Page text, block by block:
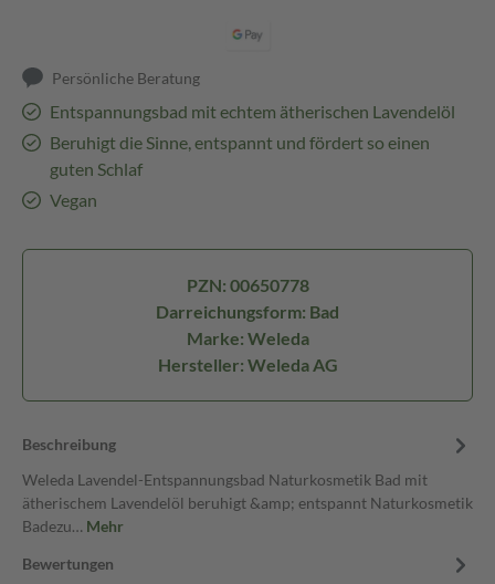
Persönliche Beratung
Entspannungsbad mit echtem ätherischen Lavendelöl
Beruhigt die Sinne, entspannt und fördert so einen
guten Schlaf
Vegan
PZN: 00650778
Darreichungsform: Bad
Marke: Weleda
Hersteller: Weleda AG
Beschreibung
Weleda Lavendel-Entspannungsbad Naturkosmetik Bad mit
ätherischem Lavendelöl beruhigt &amp; entspannt Naturkosmetik
Badezu… Mehr
Bewertungen